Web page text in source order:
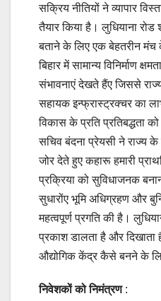
सक्रिय नीतियों ने व्यापार
तैयार किया है। लुधियाना
बताने के लिए एक बेहतरीन
बिहार में सामान्य विनिर्माण
संभावनाएं देखते हैंए जिससे
सहायक इन्फ्रास्ट्रक्चर का
विकास के प्रति प्रतिबद्धता को
सचिव बंदना प्रेयसी ने राज्य
जोर देते हुए कहारू हमारी
प्रक्रिया को सुविधाजनक
सुधारोंए भूमि अधिग्रहण और
महत्वपूर्ण प्रगति की है।
प्रकाश डालता है और दिखाता
औद्योगिक केंद्र कैसे बनने के
निवेशकों को निमंत्रण: